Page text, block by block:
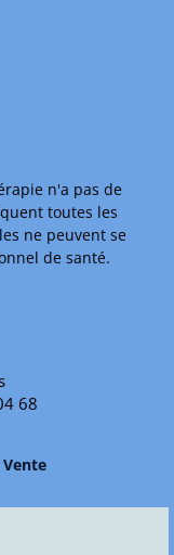
n'a pas de
toutes les
ne peuvent se
de santé.
68